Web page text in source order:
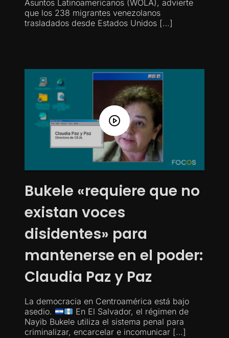
Asuntos Latinoamericanos (WOLA), advierte
que los 238 migrantes venezolanos
trasladados desde Estados Unidos […]
Bukele «requiere que no
existan voces
disidentes» para
mantenerse en el poder:
Claudia Paz y Paz
La democracia en Centroamérica está bajo
asedio.
En El Salvador, el régimen de
Nayib Bukele utiliza el sistema penal para
criminalizar, encarcelar e incomunicar […]